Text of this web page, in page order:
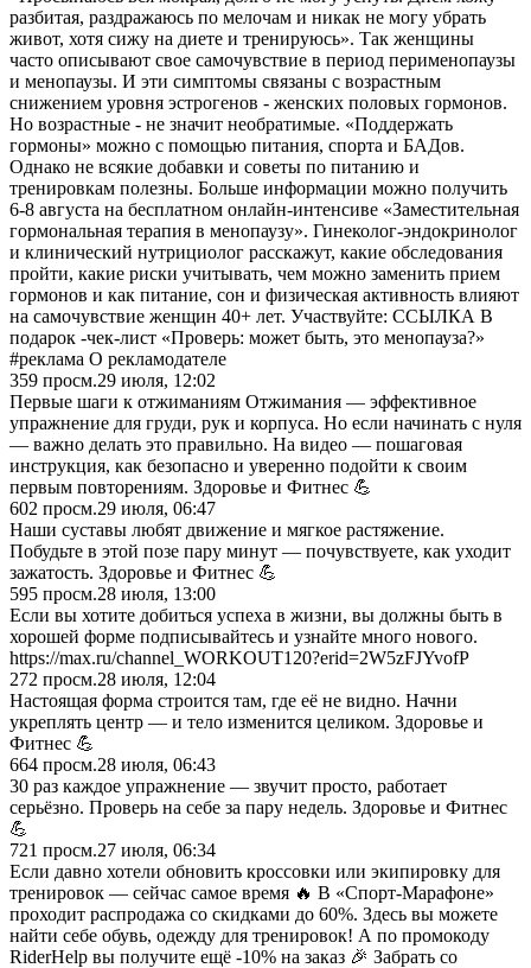
разбитая, раздражаюсь по мелочам и никак не могу убрать
живот, хотя сижу на диете и тренируюсь». Так женщины
часто описывают свое самочувствие в период перименопаузы
и менопаузы. И эти симптомы связаны с возрастным
снижением уровня эстрогенов - женских половых гормонов.
Но возрастные - не значит необратимые. «Поддержать
гормоны» можно с помощью питания, спорта и БАДов.
Однако не всякие добавки и советы по питанию и
тренировкам полезны. Больше информации можно получить
6-8 августа на бесплатном онлайн-интенсиве «Заместительная
гормональная терапия в менопаузу». Гинеколог-эндокринолог
и клинический нутрициолог расскажут, какие обследования
пройти, какие риски учитывать, чем можно заменить прием
гормонов и как питание, сон и физическая активность влияют
на самочувствие женщин 40+ лет. Участвуйте: ССЫЛКА В
подарок -чек-лист «Проверь: может быть, это менопауза?»
#реклама О рекламодателе
359 просм.29 июля, 12:02
Первые шаги к отжиманиям Отжимания — эффективное
упражнение для груди, рук и корпуса. Но если начинать с нуля
— важно делать это правильно. На видео — пошаговая
инструкция, как безопасно и уверенно подойти к своим
первым повторениям. Здоровье и Фитнес 💪
602 просм.29 июля, 06:47
Наши суставы любят движение и мягкое растяжение.
Побудьте в этой позе пару минут — почувствуете, как уходит
зажатость. Здоровье и Фитнес 💪
595 просм.28 июля, 13:00
Если вы хотите добиться успеха в жизни, вы должны быть в
хорошей форме подписывайтесь и узнайте много нового.
https://max.ru/channel_WORKOUT120?erid=2W5zFJYvofP
272 просм.28 июля, 12:04
Настоящая форма строится там, где её не видно. Начни
укреплять центр — и тело изменится целиком. Здоровье и
Фитнес 💪
664 просм.28 июля, 06:43
30 раз каждое упражнение — звучит просто, работает
серьёзно. Проверь на себе за пару недель. Здоровье и Фитнес
💪
721 просм.27 июля, 06:34
Если давно хотели обновить кроссовки или экипировку для
тренировок — сейчас самое время 🔥 В «Спорт-Марафоне»
проходит распродажа со скидками до 60%. Здесь вы можете
найти себе обувь, одежду для тренировок! А по промокоду
RiderHelp вы получите ещё -10% на заказ 🎉 Забрать со